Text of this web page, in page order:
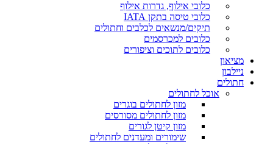
כלובי אילוף, גדרות אילוף
כלובי טיסה בתקן IATA
תיקים/מנשאים לכלבים וחתולים
כלובים למכרסמים
כלובים לתוכים וציפורים
מציאון
ניילבון
חתולים
אוכל לחתולים
מזון לחתולים בוגרים
מזון לחתולים מסורסים
מזון קיטן לגורים
שימורים ומעדנים לחתולים